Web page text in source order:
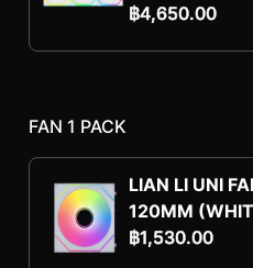
฿4,650.00
FAN 1 PACK
LIAN LI UNI
120MM
฿1,530.00